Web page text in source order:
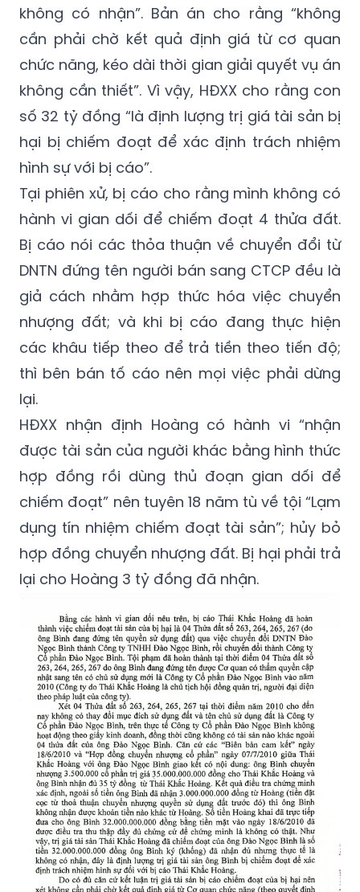
không có nhận”. Bản án cho rằng “không
cần phải chờ kết quả định giá từ cơ quan
chức năng, kéo dài thời gian giải quyết vụ án
không cần thiết”. Vì vậy, HĐXX cho rằng con
số 32 tỷ đồng “là định lượng trị giá tài sản bị
hại bị chiếm đoạt để xác định trách nhiệm
hình sự với bị cáo”.
Tại phiên xử, bị cáo cho rằng mình không có
hành vi gian dối để chiếm đoạt 4 thửa đất.
Bị cáo nói các thỏa thuận về chuyển đổi từ
DNTN đứng tên người bán sang CTCP đều là
giả cách nhằm hợp thức hóa việc chuyển
nhượng đất; và khi bị cáo đang thực hiện
các khâu tiếp theo để trả tiền theo tiến độ;
thì bên bán tố cáo nên mọi việc phải dừng
lại.
HĐXX nhận định Hoàng có hành vi “nhận
được tài sản của người khác bằng hình thức
hợp đồng rồi dùng thủ đoạn gian dối để
chiếm đoạt” nên tuyên 18 năm tù về tội “Lạm
dụng tín nhiệm chiếm đoạt tài sản”; hủy bỏ
hợp đồng chuyển nhượng đất. Bị hại phải trả
lại cho Hoàng 3 tỷ đồng đã nhận.